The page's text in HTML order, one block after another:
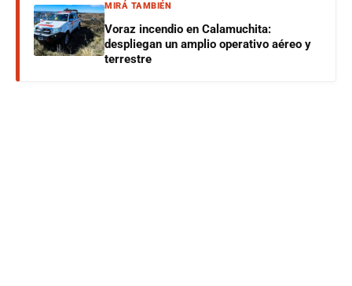
MIRÁ TAMBIÉN
Voraz incendio en Calamuchita:
despliegan un amplio operativo aéreo y
terrestre